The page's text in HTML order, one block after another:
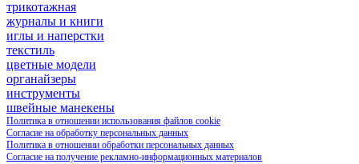
трикотажная
журналы и книги
иглы и наперстки
текстиль
цветные модели
органайзеры
инструменты
швейные манекены
Политика в отношении использования файлов cookie
Согласие на обработку персональных данных
Политика в отношении обработки персональных данных
Согласие на получение рекламно-информационных материалов